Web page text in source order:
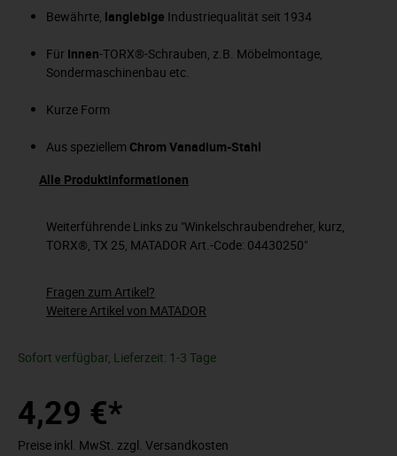
Bewährte, langlebige Industriequalität seit 1934
Für Innen-TORX®-Schrauben, z.B. Möbelmontage,
Sondermaschinenbau etc.
Kurze Form
Aus speziellem Chrom Vanadium-Stahl
Alle Produktinformationen
Weiterführende Links zu "Winkelschraubendreher, kurz,
TORX®, TX 25, MATADOR Art.-Code: 04430250"
Fragen zum Artikel?
Weitere Artikel von MATADOR
Sofort verfügbar, Lieferzeit: 1-3 Tage
4,29 €*
Preise inkl. MwSt. zzgl. Versandkosten